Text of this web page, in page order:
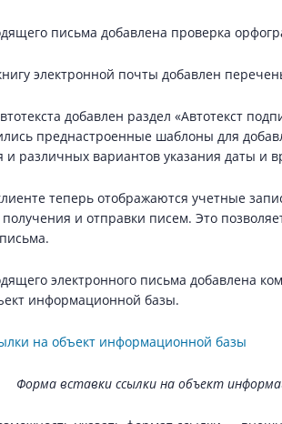
письма добавлена проверка
электронной почты добавлен
добавлен раздел «Автотекст
преднастроенные шаблоны для
и различных вариантов указания даты и
теперь отображаются учетные
и отправки писем. Это
электронного письма добавлена
информационной базы.
Форма вставки ссылки на объект